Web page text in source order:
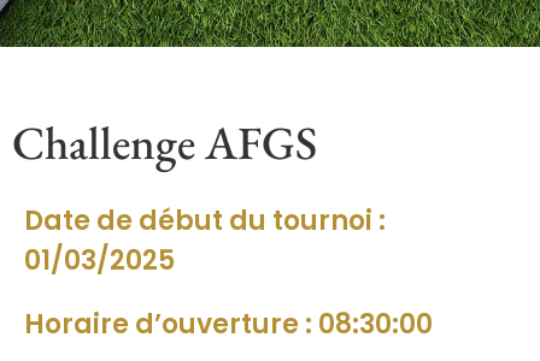
Challenge AFGS
Date de début du tournoi :
01/03/2025
Horaire d’ouverture : 08:30:00